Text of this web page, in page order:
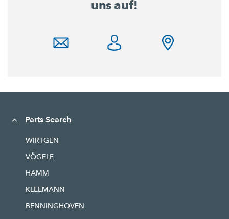
uns auf!
Parts Search
WIRTGEN
VÖGELE
HAMM
KLEEMANN
BENNINGHOVEN